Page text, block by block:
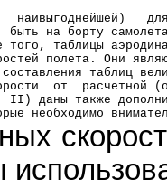
быть на борту
таблицы
полета. Они
таблиц
от  расчетной
даны также
необходимо